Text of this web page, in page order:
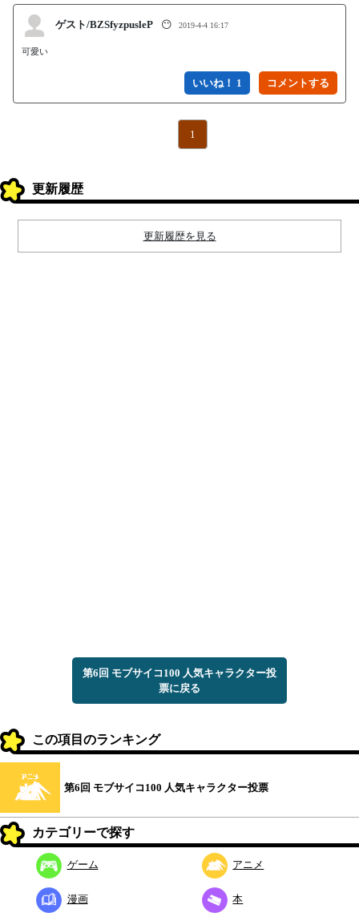
ゲスト/BZSfyzpusleP 😶 2019-4-4 16:17
可愛い
いいね！ 1
1
更新履歴
更新履歴を見る
第6回 モブサイコ100 人気キャラクター投
票に戻る
この項目のランキング
第6回 モブサイコ100 人気キャラクター投票
カテゴリーで探す
ゲーム アニメ
漫画 本